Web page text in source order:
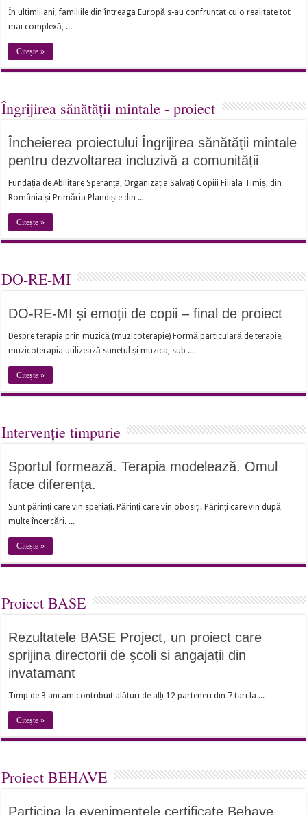
În ultimii ani, familiile din întreaga Europă s-au confruntat cu o realitate tot
mai complexă, ...
Citește »
Îngrijirea sănătății mintale - proiect
Încheierea proiectului Îngrijirea sănătății mintale
pentru dezvoltarea incluzivă a comunității
Fundația de Abilitare Speranța, Organizația Salvați Copiii Filiala Timiș, din
România și Primăria Plandiște din ...
Citește »
DO-RE-MI
DO-RE-MI și emoții de copii – final de proiect
Despre terapia prin muzică (muzicoterapie) Formă particulară de terapie,
muzicoterapia utilizează sunetul și muzica, sub ...
Citește »
Intervenție timpurie
Sportul formează. Terapia modelează. Omul
face diferența.
Sunt părinți care vin speriați. Părinți care vin obosiți. Părinți care vin după
multe încercări. ...
Citește »
Proiect BASE
Rezultatele BASE Project, un proiect care
sprijina directorii de școli si angajații din
invatamant
Timp de 3 ani am contribuit alături de alți 12 parteneri din 7 tari la ...
Citește »
Proiect BEHAVE
Participa la evenimentele certificate Behave